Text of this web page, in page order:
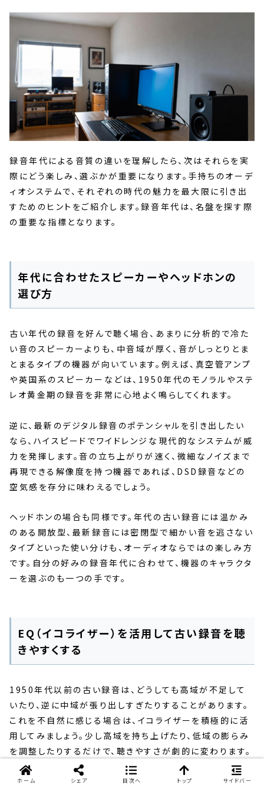
録音年代による音質の違いを理解したら、次はそれらを実
際にどう楽しみ、選ぶかが重要になります。手持ちのオーデ
ィオシステムで、それぞれの時代の魅力を最大限に引き出
すためのヒントをご紹介します。録音年代は、名盤を探す際
の重要な指標となります。
年代に合わせたスピーカーやヘッドホンの
選び方
古い年代の録音を好んで聴く場合、あまりに分析的で冷た
い音のスピーカーよりも、中音域が厚く、音がしっとりとま
とまるタイプの機器が向いています。例えば、真空管アンプ
や英国系のスピーカーなどは、1950年代のモノラルやステ
レオ黄金期の録音を非常に心地よく鳴らしてくれます。
逆に、最新のデジタル録音のポテンシャルを引き出したい
なら、ハイスピードでワイドレンジな現代的なシステムが威
力を発揮します。音の立ち上がりが速く、微細なノイズまで
再現できる解像度を持つ機器であれば、DSD録音などの
空気感を存分に味わえるでしょう。
ヘッドホンの場合も同様です。年代の古い録音には温かみ
のある開放型、最新録音には密閉型で細かい音を逃さない
タイプといった使い分けも、オーディオならではの楽しみ方
です。自分の好みの録音年代に合わせて、機器のキャラクタ
ーを選ぶのも一つの手です。
EQ（イコライザー）を活用して古い録音を聴
きやすくする
1950年代以前の古い録音は、どうしても高域が不足して
いたり、逆に中域が張り出しすぎたりすることがあります。
これを不自然に感じる場合は、イコライザーを積極的に活
用してみましょう。少し高域を持ち上げたり、低域の膨らみ
を調整したりするだけで、聴きやすさが劇的に変わります。
特にアコースティック録音や初期の電気録音を聴く際は、
ホーム シェア 目次へ トップ サイドバー